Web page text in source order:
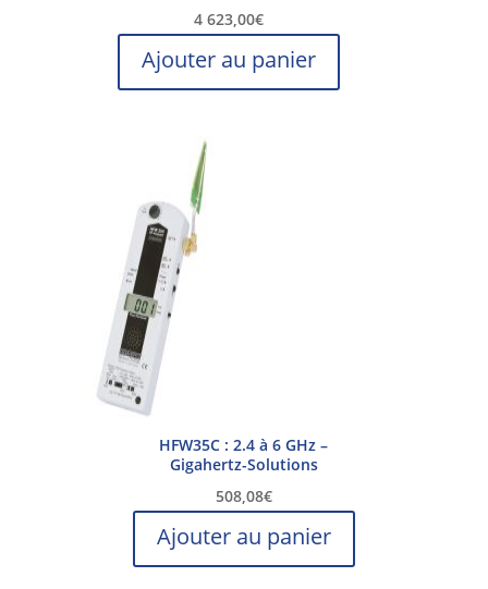
4 623,00€
Ajouter au panier
HFW35C : 2.4 à 6 GHz –
Gigahertz-Solutions
508,08€
Ajouter au panier